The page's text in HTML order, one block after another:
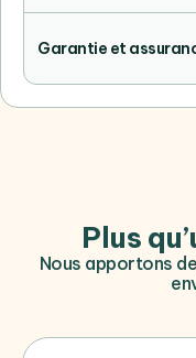
Garantie et
Plus
Nous apportons